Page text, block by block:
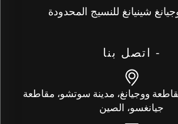
شينيانغ للنسيج المحدودة
- اتصل بنا
ووجيانغ، مدينة سوتشو، مقاطعة
جيانغسو، الصين